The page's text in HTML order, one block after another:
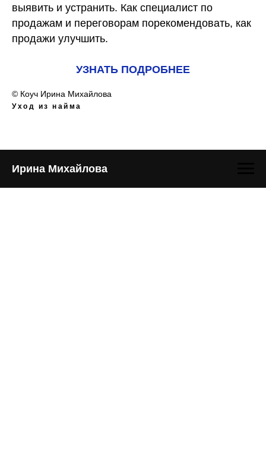
выявить и устранить. Как специалист по
продажам и переговорам порекомендовать, как
продажи улучшить.
УЗНАТЬ ПОДРОБНЕЕ
© Коуч Ирина Михайлова
Уход из найма
Ирина Михайлова